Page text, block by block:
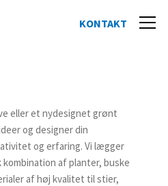
eller et nydesignet grønt
og designer din
og erfaring. Vi lægger
af planter, buske
af høj kvalitet til stier,